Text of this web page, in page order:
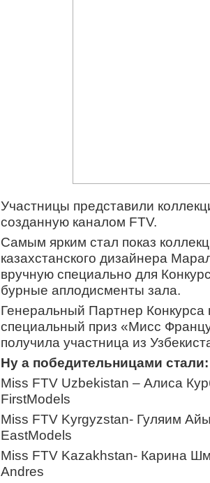
Участницы представили
созданную каналом FTV.
Самым ярким стал показ
казахстанского дизайнера
вручную специально для
бурные аплодисменты зала.
Генеральный Партнер
специальный приз «Мисс
получила участница из
Ну а победительницами стали:
Miss FTV Uzbekistan – Алиса
FirstModels
Miss FTV Kyrgyzstan- Гуляим
EastModels
Miss FTV Kazakhstan- Карина
Andres